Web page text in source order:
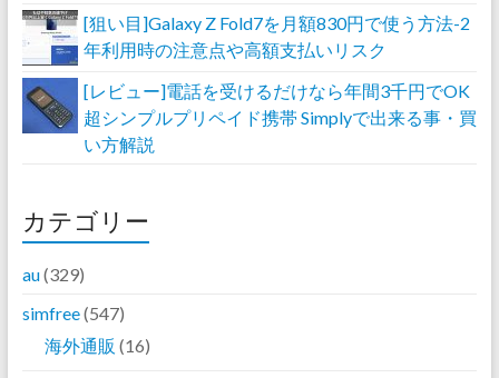
[狙い目]Galaxy Z Fold7を月額830円で使う方法-2
年利用時の注意点や高額支払いリスク
[レビュー]電話を受けるだけなら年間3千円でOK
超シンプルプリペイド携帯 Simplyで出来る事・買
い方解説
カテゴリー
au(329)
simfree(547)
海外通販 (16)